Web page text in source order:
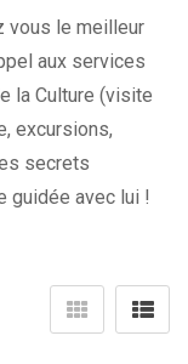
vous le meilleur
aux services
la Culture (visite
excursions,
secrets
guidée avec lui !